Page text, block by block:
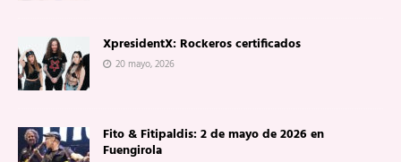
XpresidentX: Rockeros certificados
20 mayo, 2026
Fito & Fitipaldis: 2 de mayo de 2026 en
Fuengirola